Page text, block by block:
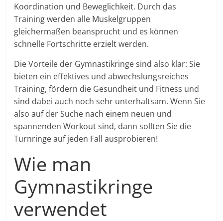
Koordination und Beweglichkeit. Durch das
Training werden alle Muskelgruppen
gleichermaßen beansprucht und es können
schnelle Fortschritte erzielt werden.
Die Vorteile der Gymnastikringe sind also klar: Sie
bieten ein effektives und abwechslungsreiches
Training, fördern die Gesundheit und Fitness und
sind dabei auch noch sehr unterhaltsam. Wenn Sie
also auf der Suche nach einem neuen und
spannenden Workout sind, dann sollten Sie die
Turnringe auf jeden Fall ausprobieren!
Wie man
Gymnastikringe
verwendet